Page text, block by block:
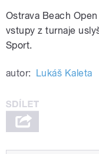
Ostrava Beach
vstupy z turnaje
Sport.
autor: Lukáš Kaleta